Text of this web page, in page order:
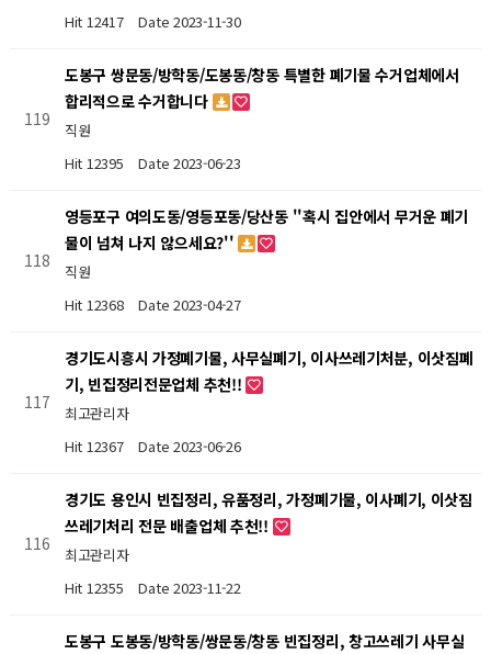
Hit 12417
Date 2023-11-30
119
도봉구 쌍문동/방학동/도봉동/창동 특별한 폐기물 수거업체에서
합리적으로 수거합니다
직원
Hit 12395
Date 2023-06-23
118
영등포구 여의도동/영등포동/당산동 ''혹시 집안에서 무거운 폐기
물이 넘쳐 나지 않으세요?''
직원
Hit 12368
Date 2023-04-27
117
경기도시흥시 가정폐기물, 사무실폐기, 이사쓰레기처분, 이삿짐폐
기, 빈집정리전문업체 추천!!
최고관리자
Hit 12367
Date 2023-06-26
116
경기도 용인시 빈집정리, 유품정리, 가정폐기물, 이사폐기, 이삿짐
쓰레기처리 전문 배출업체 추천!!
최고관리자
Hit 12355
Date 2023-11-22
도봉구 도봉동/방학동/쌍문동/창동 빈집정리, 창고쓰레기 사무실